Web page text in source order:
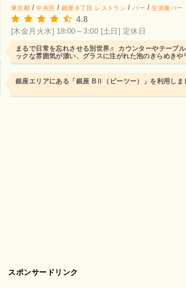
東京都 /中央区 / 銀座８丁目 レストラン /バー /生演奏バー
4.8
[木金月火水] 18:00～3:00 [土日] 定休日
まるで日常を忘れさせる別世界♬ カウンターやテーブ
ックな雰囲気が漂い、グラスに注がれた泡のきらめきや
りがふわっと鼻腔を...
銀座エリアにある「銀座 BⅡ（ビーツー）」を利用しま
スポンサードリンク